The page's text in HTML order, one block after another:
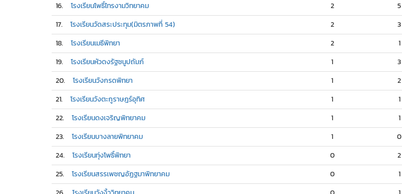
16. โรงเรียนโพธิ์ไทรงามวิทยาคม 2 5
17. โรงเรียนวัดสระประทุม(มิตรภาพที่ 54) 2 3
18. โรงเรียนเมธีพิทยา 2 1
19. โรงเรียนหัวดงรัฐชนูปถัมภ์ 1 3
20. โรงเรียนวังกรดพิทยา 1 2
21. โรงเรียนวังตะกูราษฎร์อุทิศ 1 1
22. โรงเรียนดงเจริญพิทยาคม 1 1
23. โรงเรียนบางลายพิทยาคม 1 0
24. โรงเรียนทุ่งโพธิ์พิทยา 0 2
25. โรงเรียนสรรเพชญอัฏฐมาพิทยาคม 0 1